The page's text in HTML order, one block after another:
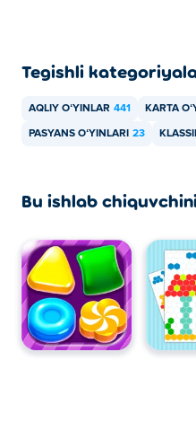
Tegishli
AQLIY OʻYINLAR 441 KARTA
PASYANS OʻYINLARI 23
Bu ishlab